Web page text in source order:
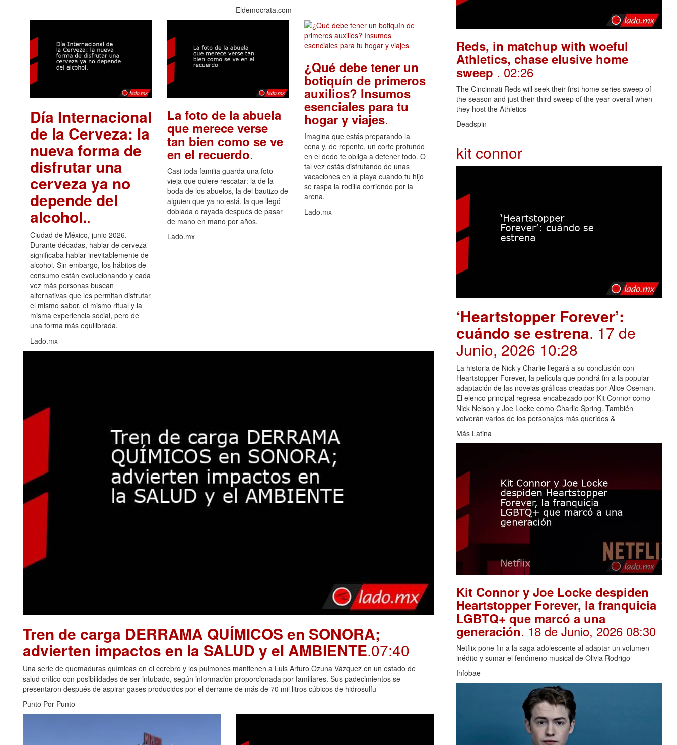
Eldemocrata.com
Día Internacional
de la Cerveza: la
nueva forma de
disfrutar una
cerveza ya no
depende del
alcohol..
Ciudad de México, junio 2026.-
Durante décadas, hablar de cerveza
significaba hablar inevitablemente de
alcohol. Sin embargo, los hábitos de
consumo están evolucionando y cada
vez más personas buscan
alternativas que les permitan disfrutar
el mismo sabor, el mismo ritual y la
misma experiencia social, pero de
una forma más equilibrada.
Lado.mx
La foto de la abuela
que merece verse
tan bien como se ve
en el recuerdo.
Casi toda familia guarda una foto
vieja que quiere rescatar: la de la
boda de los abuelos, la del bautizo de
alguien que ya no está, la que llegó
doblada o rayada después de pasar
de mano en mano por años.
Lado.mx
¿Qué debe tener un
botiquín de primeros
auxilios? Insumos
esenciales para tu
hogar y viajes.
Imagina que estás preparando la
cena y, de repente, un corte profundo
en el dedo te obliga a detener todo. O
tal vez estás disfrutando de unas
vacaciones en la playa cuando tu hijo
se raspa la rodilla corriendo por la
arena.
Lado.mx
Tren de carga DERRAMA QUÍMICOS en SONORA;
advierten impactos en la SALUD y el AMBIENTE.07:40
Una serie de quemaduras químicas en el cerebro y los pulmones mantienen a Luis Arturo Ozuna Vázquez en un estado de
salud crítico con posibilidades de ser intubado, según información proporcionada por familiares. Sus padecimientos se
presentaron después de aspirar gases producidos por el derrame de más de 70 mil litros cúbicos de hidrosulfu
Punto Por Punto
Reds, in matchup with woeful
Athletics, chase elusive home
sweep . 02:26
The Cincinnati Reds will seek their first home series sweep of
the season and just their third sweep of the year overall when
they host the Athletics
Deadspin
kit connor
‘Heartstopper Forever’:
cuándo se estrena. 17 de
Junio, 2026 10:28
La historia de Nick y Charlie llegará a su conclusión con
Heartstopper Forever, la película que pondrá fin a la popular
adaptación de las novelas gráficas creadas por Alice Oseman.
El elenco principal regresa encabezado por Kit Connor como
Nick Nelson y Joe Locke como Charlie Spring. También
volverán varios de los personajes más queridos &
Más Latina
Kit Connor y Joe Locke despiden
Heartstopper Forever, la franquicia
LGBTQ+ que marcó a una
generación. 18 de Junio, 2026 08:30
Netflix pone fin a la saga adolescente al adaptar un volumen
inédito y sumar el fenómeno musical de Olivia Rodrigo
Infobae